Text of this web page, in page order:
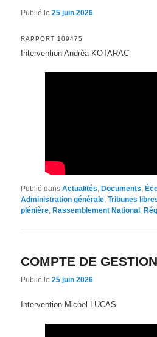
Publié le25 juin 2026
RAPPORT 109475
Intervention Andréa KOTARAC
Publié dans Actualités, Documents,
Administration générale,Tribunes
plénière, Rassemblement National ,
COMPTE DE GESTION
Publié le25 juin 2026
Intervention Michel LUCAS